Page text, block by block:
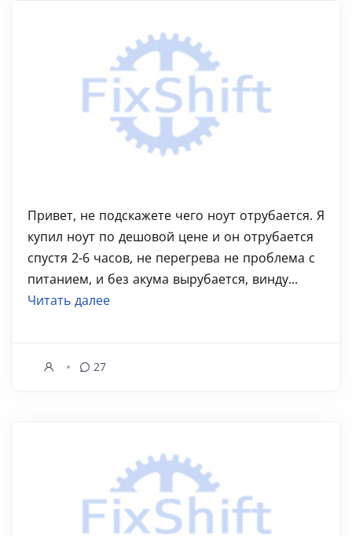
Привет, не подскажете чего ноут отрубается. Я
купил ноут по дешовой цене и он отрубается
спустя 2-6 часов, не перегрева не проблема с
питанием, и без акума вырубается, винду...
Читать далее
27